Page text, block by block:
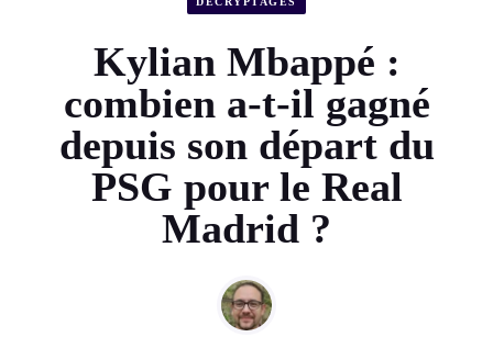
Kylian Mbappé :
combien a-t-il gagné
depuis son départ du
PSG pour le Real
Madrid ?